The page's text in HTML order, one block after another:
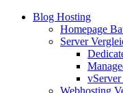
Blog Hosting
Homepage
Server
Webhosting